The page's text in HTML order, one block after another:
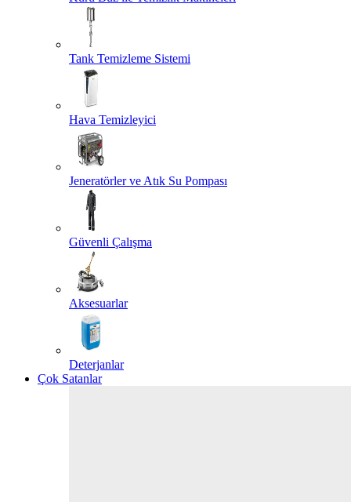
Tank Temizleme Sistemi
Hava Temizleyici
Jeneratörler ve Atık Su Pompası
Güvenli Çalışma
Aksesuarlar
Deterjanlar
Çok Satanlar